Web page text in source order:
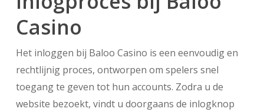
Casino
Het inloggen bij Baloo Casino is een eenvoudig en
rechtlijnig proces, ontworpen om spelers snel
toegang te geven tot hun accounts. Zodra u de
website bezoekt, vindt u doorgaans de inlogknop